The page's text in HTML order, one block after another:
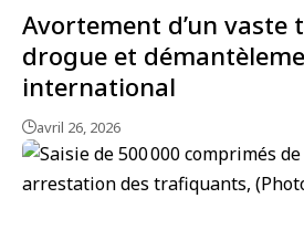
Avortement d’un vaste
drogue et
international
avril 26, 2026